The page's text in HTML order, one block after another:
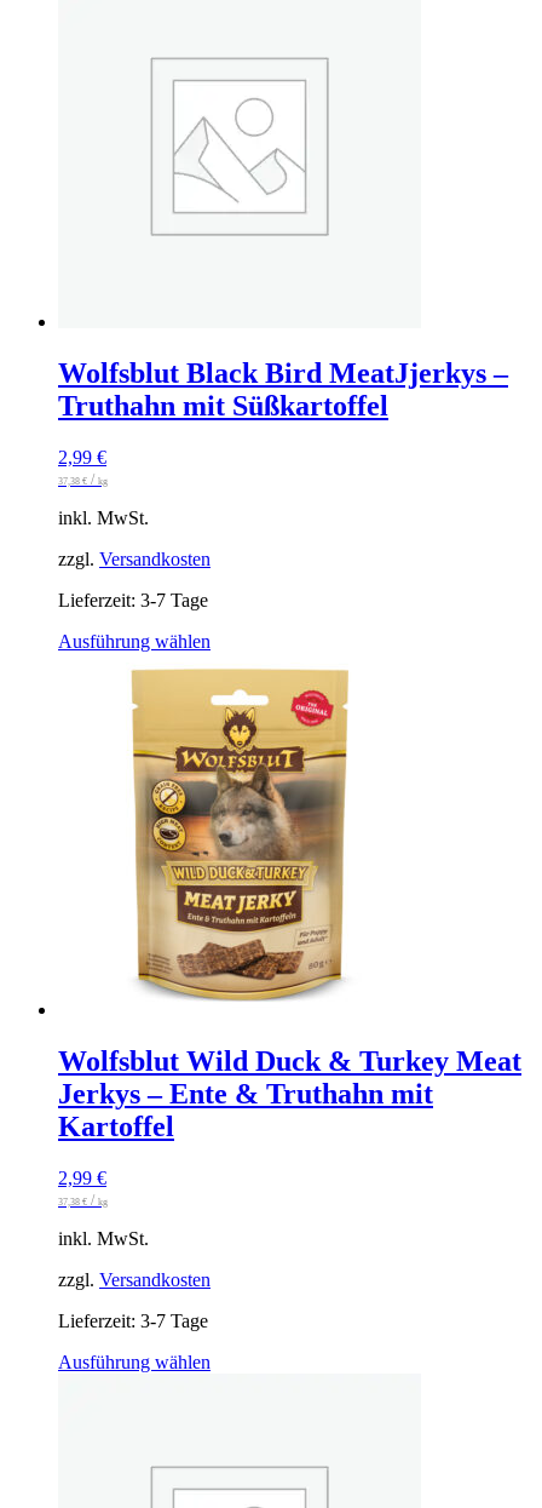
auf.
Die
Optionen
können
auf
der
Produktseite
gewählt
werden
Wolfsblut Black Bird MeatJjerkys –
Truthahn mit Süßkartoffel
2,99 €
37,38 € / kg
inkl. MwSt.
zzgl. Versandkosten
Lieferzeit: 3-7 Tage
Ausführung wählen
weist
mehrere
Varianten
auf.
Die
Optionen
können
auf
der
Produktseite
gewählt
werden
Wolfsblut Wild Duck & Turkey Meat
Jerkys – Ente & Truthahn mit
Kartoffel
2,99 €
37,38 € / kg
inkl. MwSt.
zzgl. Versandkosten
Lieferzeit: 3-7 Tage
Ausführung wählen
auf.
Die